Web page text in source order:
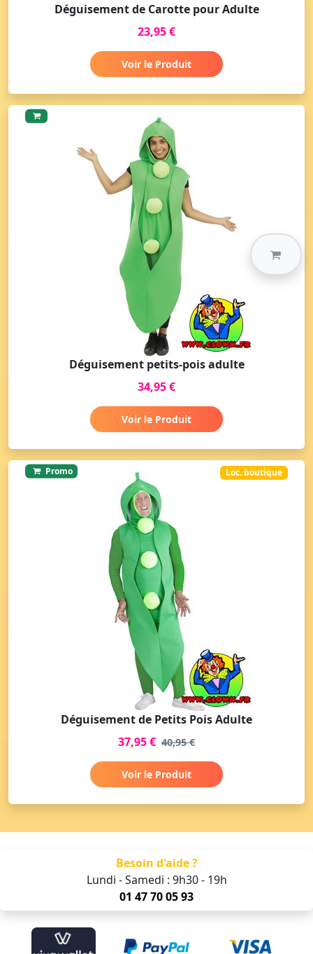
Déguisement de Carotte pour Adulte
23,95 €
Voir le Produit
Déguisement petits-pois adulte
34,95 €
Voir le Produit
Promo Loc. boutique
Déguisement de Petits Pois Adulte
37,95 € 40,95 €
Voir le Produit
Besoin d'aide ?
Lundi - Samedi : 9h30 - 19h
01 47 70 05 93